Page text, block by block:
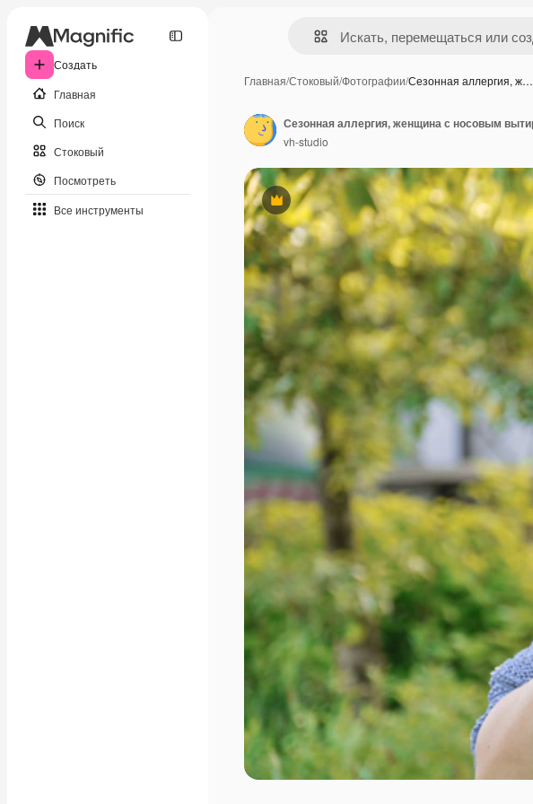
Создать
Главная
Поиск
Стоковый
Посмотреть
Все инструменты
Главная/Стоковый/Фотографии/Сезонная аллергия, ж…
Премиум
vh-studio